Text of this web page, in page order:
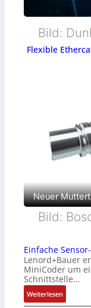
Bild:
Flexible
Neuer
Bild:
Einfache
Lenord+Bauer
MiniCoder um
Schnittstelle…
Weiterlesen:
E